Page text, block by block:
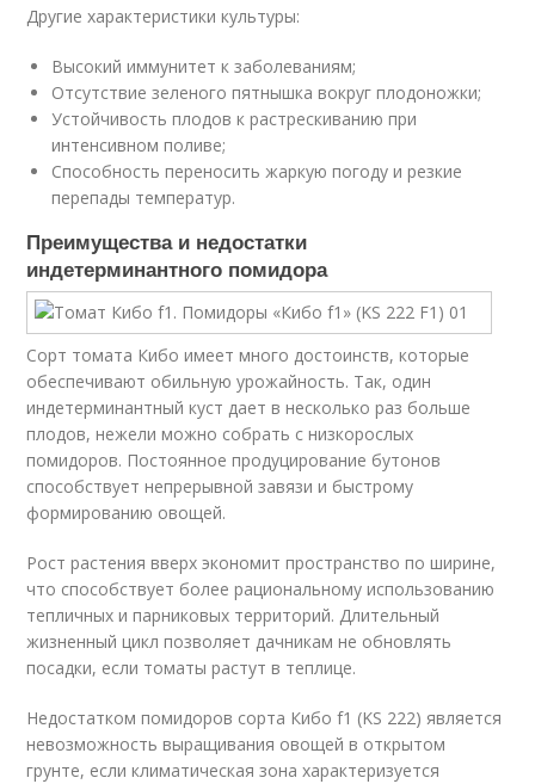
Другие характеристики культуры:
Высокий иммунитет к заболеваниям;
Отсутствие зеленого пятнышка вокруг плодоножки;
Устойчивость плодов к растрескиванию при
интенсивном поливе;
Способность переносить жаркую погоду и резкие
перепады температур.
Преимущества и недостатки
индетерминантного помидора
Сорт томата Кибо имеет много достоинств, которые
обеспечивают обильную урожайность. Так, один
индетерминантный куст дает в несколько раз больше
плодов, нежели можно собрать с низкорослых
помидоров. Постоянное продуцирование бутонов
способствует непрерывной завязи и быстрому
формированию овощей.
Рост растения вверх экономит пространство по ширине,
что способствует более рациональному использованию
тепличных и парниковых территорий. Длительный
жизненный цикл позволяет дачникам не обновлять
посадки, если томаты растут в теплице.
Недостатком помидоров сорта Кибо f1 (KS 222) является
невозможность выращивания овощей в открытом
грунте, если климатическая зона характеризуется